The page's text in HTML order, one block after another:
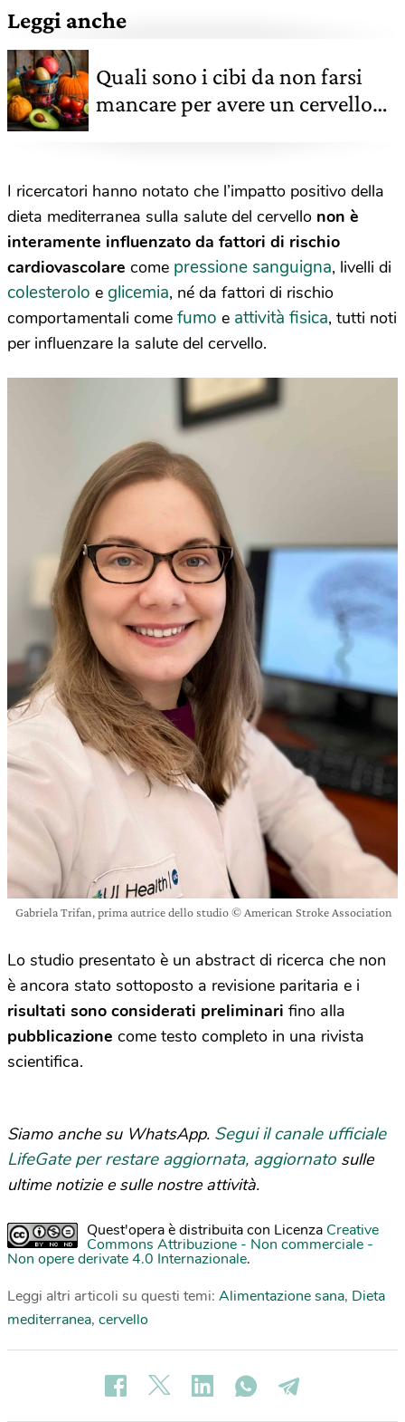
Leggi anche
Quali sono i cibi da non farsi
mancare per avere un cervello
I ricercatori hanno notato che l’impatto positivo della
dieta mediterranea sulla salute del cervello non è
interamente influenzato da fattori di rischio
cardiovascolare come pressione sanguigna, livelli di
colesterolo e glicemia, né da fattori di rischio
comportamentali come fumo e attività fisica, tutti noti
per influenzare la salute del cervello.
Gabriela Trifan, prima autrice dello studio © American Stroke Association
Lo studio presentato è un abstract di ricerca che non
è ancora stato sottoposto a revisione paritaria e i
risultati sono considerati preliminari fino alla
pubblicazione come testo completo in una rivista
scientifica.
Siamo anche su WhatsApp. Segui il canale ufficiale
LifeGate per restare aggiornata, aggiornato sulle
ultime notizie e sulle nostre attività.
Quest'opera è distribuita con Licenza Creative
Commons Attribuzione - Non commerciale -
Non opere derivate 4.0 Internazionale.
Leggi altri articoli su questi temi: Alimentazione sana, Dieta
mediterranea, cervello